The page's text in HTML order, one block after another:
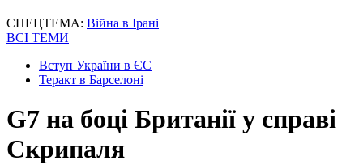
СПЕЦТЕМА: Війна в Ірані
ВСІ ТЕМИ
Вступ України в ЄС
Теракт в Барселоні
G7 на боці Британії у справі
Скрипаля